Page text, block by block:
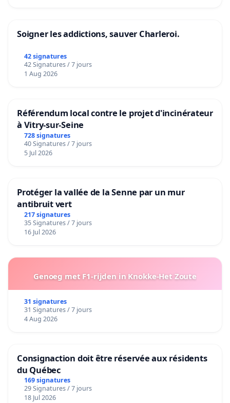
Soigner les addictions, sauver Charleroi.
42 signatures
42 Signatures / 7 jours
1 Aug 2026
Référendum local contre le projet d'incinérateur
à Vitry-sur-Seine
728 signatures
40 Signatures / 7 jours
5 Jul 2026
Protéger la vallée de la Senne par un mur
antibruit vert
217 signatures
35 Signatures / 7 jours
16 Jul 2026
Genoeg met F1-rijden in Knokke-Het Zoute
31 signatures
31 Signatures / 7 jours
4 Aug 2026
Consignaction doit être réservée aux résidents
du Québec
169 signatures
29 Signatures / 7 jours
18 Jul 2026